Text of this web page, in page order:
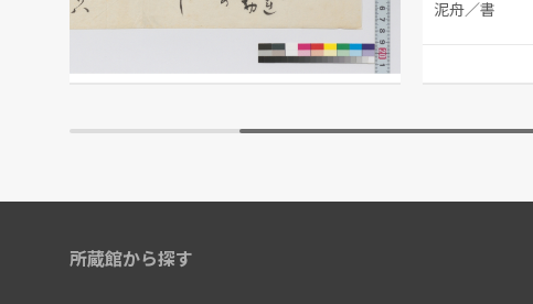
泥舟／書
江戸東京博物館
泥舟／書
所蔵館から探す